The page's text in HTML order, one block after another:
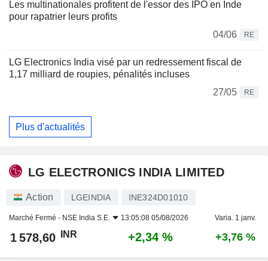
Les multinationales profitent de l'essor des IPO en Inde
pour rapatrier leurs profits
04/06
RE
LG Electronics India visé par un redressement fiscal de
1,17 milliard de roupies, pénalités incluses
27/05
RE
Plus d'actualités
LG ELECTRONICS INDIA LIMITED
Action LGEINDIA INE324D01010
Marché Fermé - NSE India S.E. 13:05:08 05/08/2026 Varia. 1 janv.
1 578,60 INR +2,34 % +3,76 %